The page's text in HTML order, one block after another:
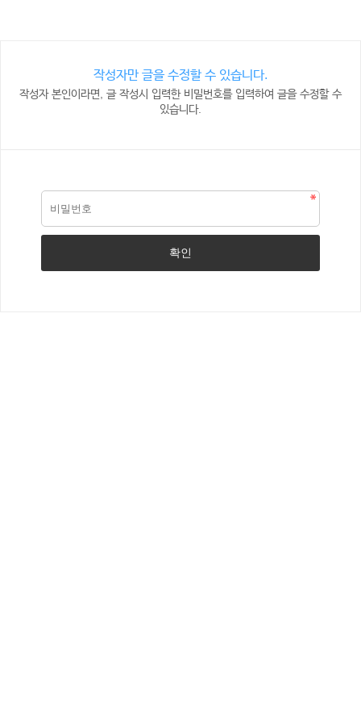
작성자만 글을 수정할 수 있습니다.
작성자 본인이라면, 글 작성시 입력한 비밀번호를 입력하여 글을 수정할 수
있습니다.